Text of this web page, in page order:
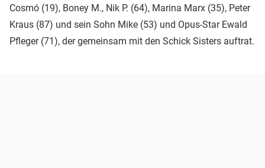
Cosmó (19), Boney M., Nik P. (64), Marina Marx (35), Peter
Kraus (87) und sein Sohn Mike (53) und Opus-Star Ewald
Pfleger (71), der gemeinsam mit den Schick Sisters auftrat.